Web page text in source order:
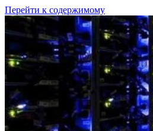
Перейти к содержимому